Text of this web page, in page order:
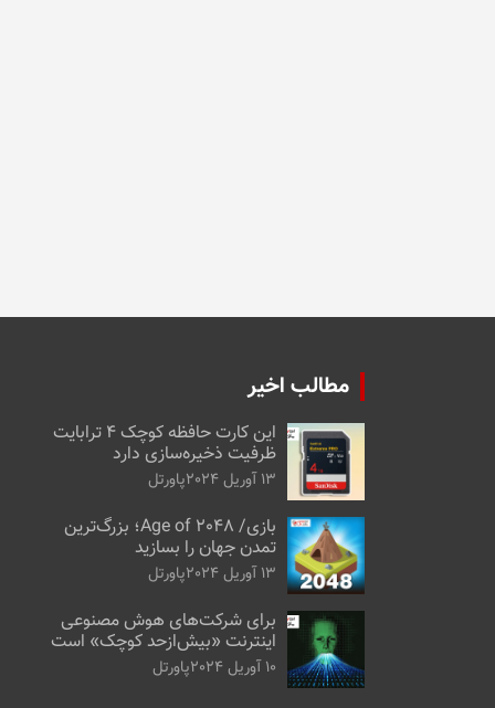
مطالب اخیر
این کارت حافظه کوچک ۴ ترابایت
ظرفیت ذخیره‌سازی دارد
13 آوریل 2024 پاورتل
بازی/ Age of 2048؛ بزرگ‌ترین
تمدن جهان را بسازید
13 آوریل 2024 پاورتل
برای شرکت‌های هوش مصنوعی
اینترنت «بیش‌از‌حد کوچک» است
10 آوریل 2024 پاورتل